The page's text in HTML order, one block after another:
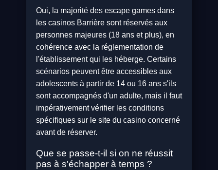
Oui, la majorité des escape games dans
les casinos Barrière sont réservés aux
personnes majeures (18 ans et plus), en
cohérence avec la réglementation de
l'établissement qui les héberge. Certains
scénarios peuvent être accessibles aux
adolescents à partir de 14 ou 16 ans s'ils
sont accompagnés d'un adulte, mais il faut
impérativement vérifier les conditions
spécifiques sur le site du casino concerné
avant de réserver.
Que se passe-t-il si on ne réussit
pas à s'échapper à temps ?